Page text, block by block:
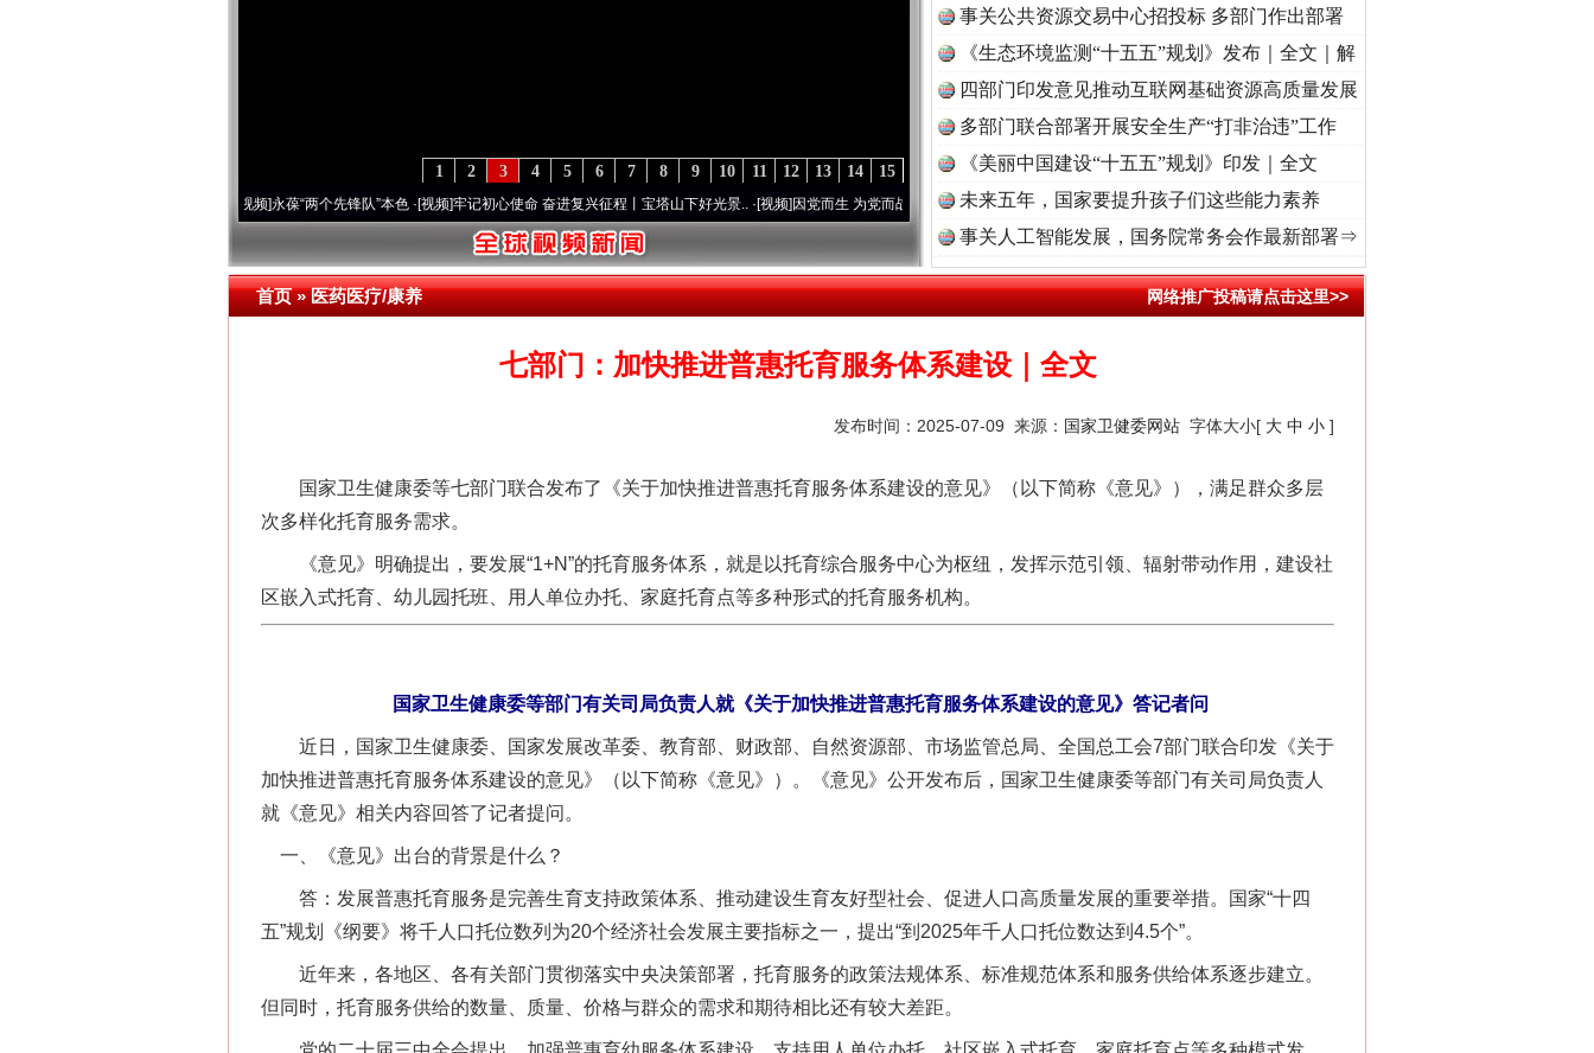
15
14
13
12
11
10
9
8
7
6
5
4
3
2
1
永葆“两个先锋队”本色·[视频]牢记初心使命 奋进复兴征程丨宝塔山下好光景..·[视频]因党而生 为党而战——百年“纪”事⑧加强纪律..·[视频]牢记初心使命 奋进复兴征程丨“转折之城”激荡..
事关公共资源交易中心招投标 多部门作出部署
《生态环境监测“十五五”规划》发布｜全文｜解
读
四部门印发意见推动互联网基础资源高质量发展
多部门联合部署开展安全生产“打非治违”工作
《美丽中国建设“十五五”规划》印发｜全文
未来五年，国家要提升孩子们这些能力素养
事关人工智能发展，国务院常务会作最新部署⇒
首页»医药医疗/康养 网络推广投稿请点击这里>>
七部门：加快推进普惠托育服务体系建设｜全文
发布时间：2025-07-09 来源： 国家卫健委网站 字体大小[ 大 中 小 ]
国家卫生健康委等七部门联合发布了《关于加快推进普惠托育服务体系建设的意见》（以下简称《意见》），满足群众多层
次多样化托育服务需求。
《意见》明确提出，要发展“1+N”的托育服务体系，就是以托育综合服务中心为枢纽，发挥示范引领、辐射带动作用，建设社
区嵌入式托育、幼儿园托班、用人单位办托、家庭托育点等多种形式的托育服务机构。
国家卫生健康委等部门有关司局负责人就《关于加快推进普惠托育服务体系建设的意见》答记者问
近日，国家卫生健康委、国家发展改革委、教育部、财政部、自然资源部、市场监管总局、全国总工会7部门联合印发《关于
加快推进普惠托育服务体系建设的意见》（以下简称《意见》）。《意见》公开发布后，国家卫生健康委等部门有关司局负责人
就《意见》相关内容回答了记者提问。
一、《意见》出台的背景是什么？
答：发展普惠托育服务是完善生育支持政策体系、推动建设生育友好型社会、促进人口高质量发展的重要举措。国家“十四
五”规划《纲要》将千人口托位数列为20个经济社会发展主要指标之一，提出“到2025年千人口托位数达到4.5个”。
近年来，各地区、各有关部门贯彻落实中央决策部署，托育服务的政策法规体系、标准规范体系和服务供给体系逐步建立。
但同时，托育服务供给的数量、质量、价格与群众的需求和期待相比还有较大差距。